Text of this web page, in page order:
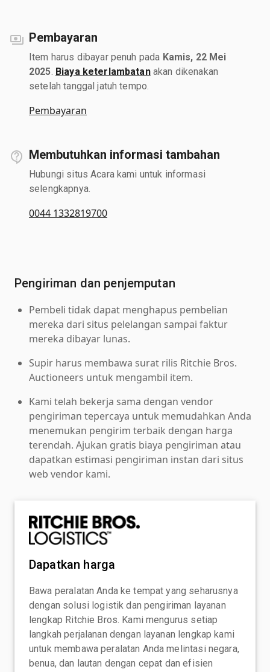
Pembayaran
Item harus dibayar penuh pada Kamis, 22 Mei
2025 Biaya keterlambatanakan dikenakan
setelah tanggal jatuh tempo.
Pembayaran
Membutuhkan informasi tambahan
Hubungi situs Acara kami untuk informasi
selengkapnya.
0044 1332819700
Pengiriman dan penjemputan
Pembeli tidak dapat menghapus pembelian
mereka dari situs pelelangan sampai faktur
mereka dibayar lunas.
Supir harus membawa surat rilis Ritchie Bros.
Auctioneers untuk mengambil item.
Kami telah bekerja sama dengan vendor
pengiriman tepercaya untuk memudahkan Anda
menemukan pengirim terbaik dengan harga
terendah. Ajukan gratis biaya pengiriman atau
dapatkan estimasi pengiriman instan dari situs
web vendor kami.
Dapatkan harga
Bawa peralatan Anda ke tempat yang seharusnya
dengan solusi logistik dan pengiriman layanan
lengkap Ritchie Bros. Kami mengurus setiap
langkah perjalanan dengan layanan lengkap kami
untuk membawa peralatan Anda melintasi negara,
benua, dan lautan dengan cepat dan efisien